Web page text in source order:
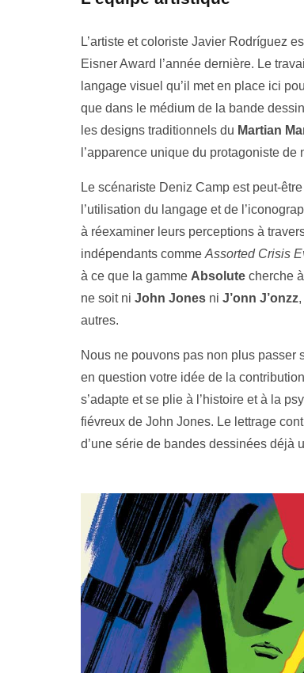
L’artiste et coloriste Javier Rodríguez
Eisner Award l’année dernière. Le
langage visuel qu’il met en place ici
que dans le médium de la bande
les designs traditionnels du Martian
l’apparence unique du protagoniste de
Le scénariste Deniz Camp est peut-
l’utilisation du langage et de
à réexaminer leurs perceptions à
indépendants comme Assorted Crisis
à ce que la gamme Absolute cherche
ne soit ni John Jones ni J’onn J’onzz
autres.
Nous ne pouvons pas non plus passer
en question votre idée de la
s’adapte et se plie à l’histoire et à la
fiévreux de John Jones. Le lettrage
d’une série de bandes dessinées déjà